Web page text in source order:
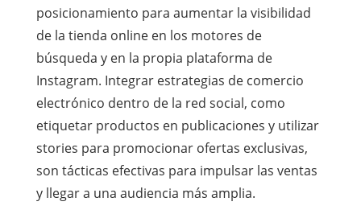
posicionamiento para aumentar la visibilidad
de la tienda online en los motores de
búsqueda y en la propia plataforma de
Instagram. Integrar estrategias de comercio
electrónico dentro de la red social, como
etiquetar productos en publicaciones y utilizar
stories para promocionar ofertas exclusivas,
son tácticas efectivas para impulsar las ventas
y llegar a una audiencia más amplia.